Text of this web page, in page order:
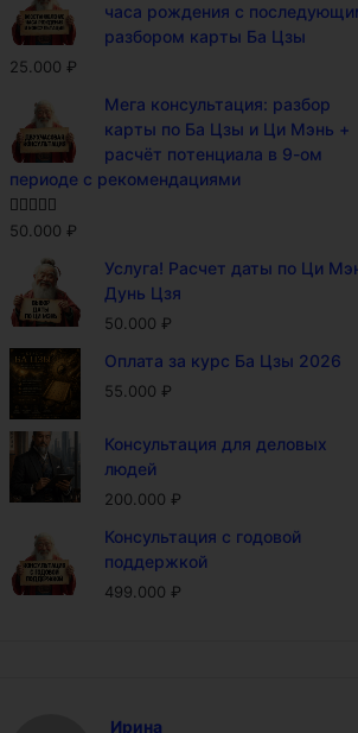
часа рождения с
разбором карты Ба Цзы
25.000 ₽
Мега консультация: разбор
карты по Ба Цзы и Ци Мэнь +
расчёт потенциала в 9-ом
периоде с рекомендациями
Оценка 5.00
50.000 ₽
Услуга! Расчет даты по Ци
Дунь Цзя
50.000 ₽
Оплата за курс Ба Цзы 2026
55.000 ₽
Консультация для деловых
людей
200.000 ₽
Консультация с годовой
поддержкой
499.000 ₽
Ирина